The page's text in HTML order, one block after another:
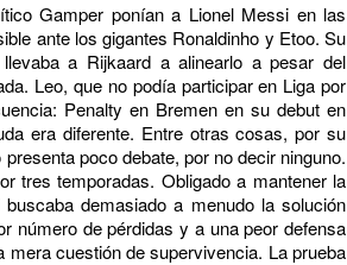
Gamper ponían a Lionel Messi en las
ante los gigantes Ronaldinho y Etoo. Su
a Rijkaard a alinearlo a pesar del
Leo, que no podía participar en Liga por
Penalty en Bremen en su debut en
era diferente. Entre otras cosas, por su
poco debate, por no decir ninguno.
tres temporadas. Obligado a mantener la
demasiado a menudo la solución
número de pérdidas y a una peor defensa
cuestión de supervivencia. La prueba